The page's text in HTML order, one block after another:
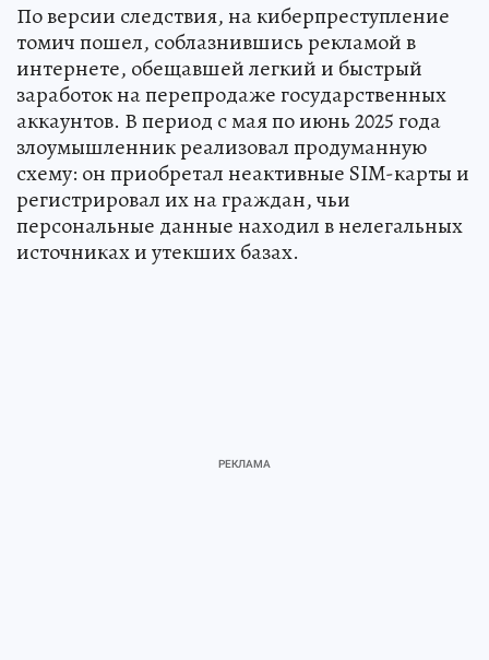
По версии следствия, на киберпреступление
томич пошел, соблазнившись рекламой в
интернете, обещавшей легкий и быстрый
заработок на перепродаже государственных
аккаунтов. В период с мая по июнь 2025 года
злоумышленник реализовал продуманную
схему: он приобретал неактивные SIM-карты и
регистрировал их на граждан, чьи
персональные данные находил в нелегальных
источниках и утекших базах.